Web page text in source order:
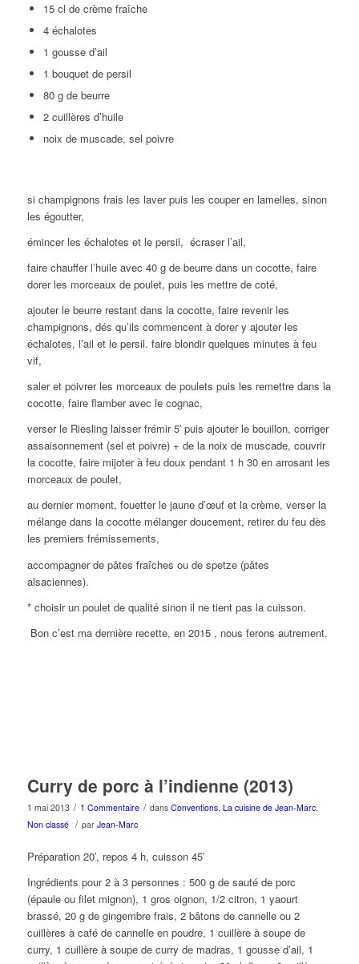
15 cl de crème fraîche
4 échalotes
1 gousse d’ail
1 bouquet de persil
80 g de beurre
2 cuillères d’huile
noix de muscade, sel poivre
si champignons frais les laver puis les couper en lamelles, sinon
les égoutter,
émincer les échalotes et le persil, écraser l’ail,
faire chauffer l’huile avec 40 g de beurre dans un cocotte, faire
dorer les morceaux de poulet, puis les mettre de coté,
ajouter le beurre restant dans la cocotte, faire revenir les
champignons, dés qu’ils commencent à dorer y ajouter les
échalotes, l’ail et le persil. faire blondir quelques minutes à feu
vif,
saler et poivrer les morceaux de poulets puis les remettre dans la
cocotte, faire flamber avec le cognac,
verser le Riesling laisser frémir 5′ puis ajouter le bouillon, corriger
assaisonnement (sel et poivre) + de la noix de muscade, couvrir
la cocotte, faire mijoter à feu doux pendant 1 h 30 en arrosant les
morceaux de poulet,
au dernier moment, fouetter le jaune d’œuf et la crème, verser la
mélange dans la cocotte mélanger doucement, retirer du feu dès
les premiers frémissements,
accompagner de pâtes fraîches ou de spetze (pâtes
alsaciennes).
* choisir un poulet de qualité sinon il ne tient pas la cuisson.
Bon c’est ma dernière recette, en 2015 , nous ferons autrement.
Curry de porc à l’indienne (2013)
1 mai 2013 / 1 Commentaire / dans Conventions, La cuisine de Jean-Marc,
Non classé / par Jean-Marc
Préparation 20′, repos 4 h, cuisson 45′
Ingrédients pour 2 à 3 personnes : 500 g de sauté de porc
(épaule ou filet mignon), 1 gros oignon, 1/2 citron, 1 yaourt
brassé, 20 g de gingembre frais, 2 bâtons de cannelle ou 2
cuillères à café de cannelle en poudre, 1 cuillère à soupe de
curry, 1 cuillère à soupe de curry de madras, 1 gousse d’ail, 1